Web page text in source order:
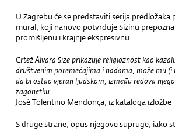
U Zagrebu će se predstaviti serija
mural, koji nanovo potvrđuje Sizinu
promišljenu i krajnje ekspresivnu.
Crtež Álvara Size prikazuje religioznost kao
društvenim poremećajima i nadama, može mu
da bi ostao vjeran ljudskom, između redova
zagonetku.
José Tolentino Mendonça, iz kataloga izložbe
S druge strane, opus njegove supruge, iako